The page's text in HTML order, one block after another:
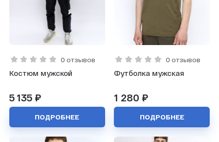
0 отзывов
Костюм мужской
5 135 ₽
ПОДРОБНЕЕ
0 отзывов
Футболка мужская
1 280 ₽
ПОДРОБНЕЕ